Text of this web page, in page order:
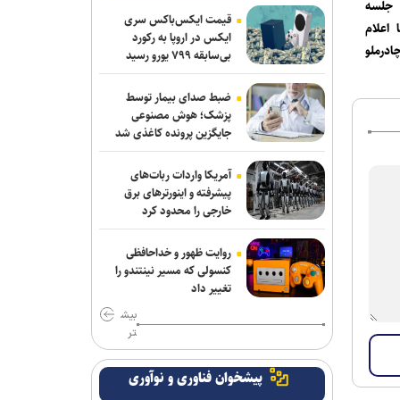
جلسه
قرارداد تخلف است/ استقلال با مجازاتی
مواجه نخواهد شد
ماجرای پیشنهاد سهراب بختیاری زاده به
سردار آزمون چیست؟/ وعده پوچی که به
سرمربی استقلال داده شد
مدیرعامل پرسپولیس سفیر افتخاری
چوگان شد
مدال طلای زارعی در بلاروس/ دومین
رکوردشکنی دونده ایران در آستانه بازی‌های
آسیایی
خانلرخانی: پاداش تکواندوکاران با تلاشی
قیمت ایکس‌باکس سری
ایکس در اروپا به رکورد
بی‌سابقه ۷۹۹ یورو رسید
ضبط صدای بیمار توسط
پزشک؛ هوش مصنوعی
جایگزین پرونده کاغذی شد
آمریکا واردات ربات‌های
پیشرفته و اینورترهای برق
خارجی را محدود کرد
روایت ظهور و خداحافظی
کنسولی که مسیر نینتندو را
تغییر داد
بیش
تر
پیشخوان فناوری و نوآوری